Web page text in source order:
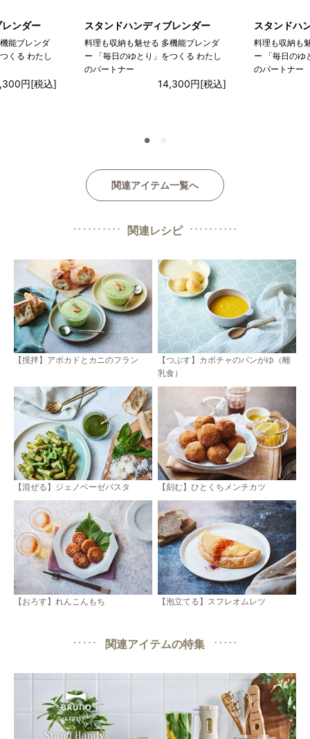
ンダー
能ブレンダ
くる わたし
円[税込]
スタンドハンディブレンダー
料理も収納も魅せる 多機能ブレンダ
ー 「毎日のゆとり」をつくる わたし
のパートナー
14,300円[税込]
スタンドハ
料理も収納も
ー 「毎日のゆ
のパートナー
●
関連アイテム一覧へ
関連レシピ
【撹拌】アボカドとカニのフラン
【つぶす】カボチャのパンがゆ（離
乳食）
【混ぜる】ジェノベーゼパスタ 【刻む】ひとくちメンチカツ
【おろす】れんこんもち 【泡立てる】スフレオムレツ
関連アイテムの特集